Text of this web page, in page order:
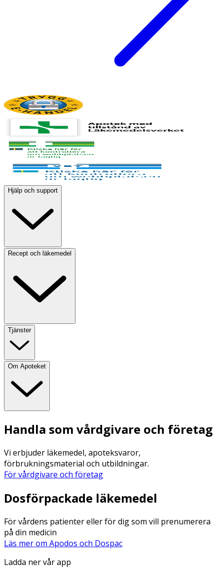
Hjälp och support
Recept och läkemedel
Tjänster
Om Apoteket
Handla som vårdgivare och företag
Vi erbjuder läkemedel, apoteksvaror,
förbrukningsmaterial och utbildningar.
För vårdgivare och företag
Dosförpackade läkemedel
För vårdens patienter eller för dig som vill prenumerera
på din medicin
Läs mer om Apodos och Dospac
Ladda ner vår app